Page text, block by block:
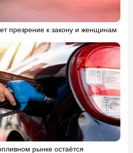
презрение к закону и женщинам
рынке остаётся